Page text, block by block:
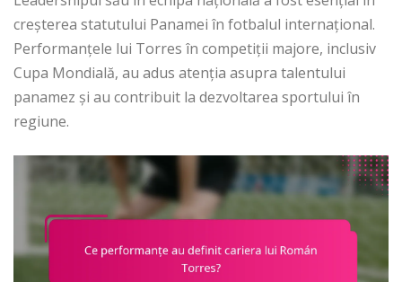
creșterea statutului Panamei în fotbalul internațional.
Performanțele lui Torres în competiții majore, inclusiv
Cupa Mondială, au adus atenția asupra talentului
panamez și au contribuit la dezvoltarea sportului în
regiune.